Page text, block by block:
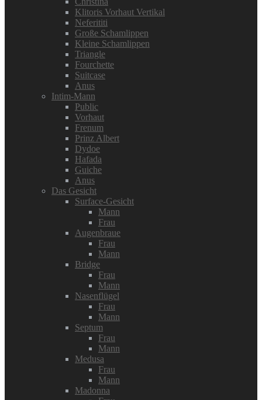
Klitoris Vorhaut Vertikal
Neferititi
Große Schamlippen
Kleine Schamlippen
Triangle
Fourchette
Suitcase
Anus
Intim-Mann
Public
Vorhaut
Frenum
Prinz Albert
Dydoe
Hafada
Guiche
Anus
Das Gesicht
Surface-Gesicht
Mann
Frau
Augenbraue
Frau
Mann
Bridge
Frau
Mann
Nasenflügel
Frau
Mann
Septum
Frau
Mann
Medusa
Frau
Mann
Madonna